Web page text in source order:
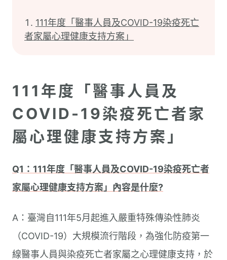
111年度「醫事人員及COVID-19染疫死亡
者家屬心理健康支持方案」
111年度「醫事人員及
COVID-19染疫死亡者家
屬心理健康支持方案」
Q1：111年度「醫事人員及COVID-19染疫死亡者
家屬心理健康支持方案」內容是什麼?
A：臺灣自111年5月起進入嚴重特殊傳染性肺炎
（COVID-19）大規模流行階段，為強化防疫第一
線醫事人員與染疫死亡者家屬之心理健康支持，於